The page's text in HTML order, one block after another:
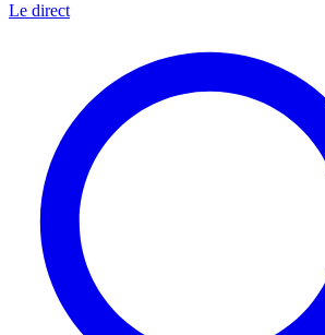
Le direct